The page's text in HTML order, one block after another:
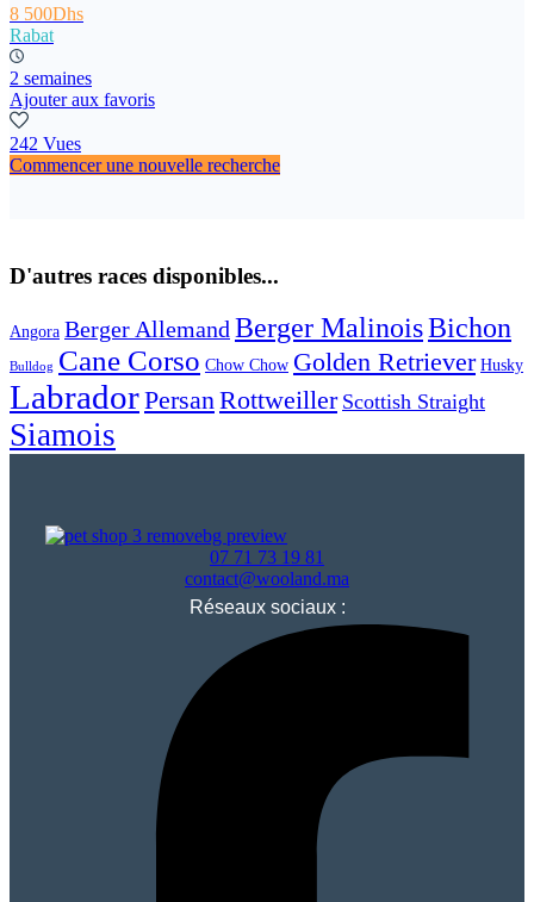
8 500Dhs
Rabat
2 semaines
Ajouter aux favoris
242 Vues
Commencer une nouvelle recherche
D'autres races disponibles...
Angora Berger Allemand Berger MalinoisBichon
Bulldog Cane Corso Chow Chow Golden Retriever Husky
LabradorPersan Rottweiller Scottish Straight
Siamois
07 71 73 19 81
contact@wooland.ma
Réseaux sociaux :